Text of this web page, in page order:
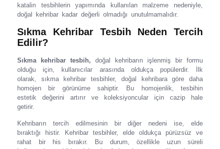
katalin tesbihlerin yapımında kullanılan malzeme nedeniyle,
doğal kehribar kadar değerli olmadığı unutulmamalıdır.
Sıkma Kehribar Tesbih Neden Tercih
Edilir?
Sıkma kehribar tesbih, doğal kehribarın işlenmiş bir formu
olduğu için, kullanıcılar arasında oldukça popülerdir. İlk
olarak, sıkma kehribar tesbihler, doğal kehribara göre daha
homojen bir görünüme sahiptir. Bu homojenlik, tesbihin
estetik değerini artırır ve koleksiyoncular için cazip hale
getirir.
Kehribarın tercih edilmesinin bir diğer nedeni ise, elde
bıraktığı histir. Kehribar tesbihler, elde oldukça pürüzsüz ve
rahat bir his bırakır. Bu durum, özellikle uzun süreli